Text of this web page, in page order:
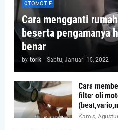
OTOMOTIF
Cara mengganti
beserta pengamanya
benar
by torik - Sabtu, Januari 15, 2022
Cara
filter oli
Kamis,